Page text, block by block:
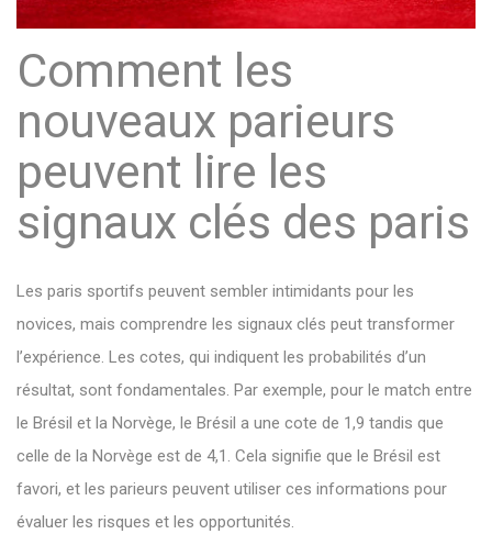
Comment les
nouveaux parieurs
peuvent lire les
signaux clés des paris
Les paris sportifs peuvent sembler intimidants pour les
novices, mais comprendre les signaux clés peut transformer
l’expérience. Les cotes, qui indiquent les probabilités d’un
résultat, sont fondamentales. Par exemple, pour le match entre
le Brésil et la Norvège, le Brésil a une cote de 1,9 tandis que
celle de la Norvège est de 4,1. Cela signifie que le Brésil est
favori, et les parieurs peuvent utiliser ces informations pour
évaluer les risques et les opportunités.